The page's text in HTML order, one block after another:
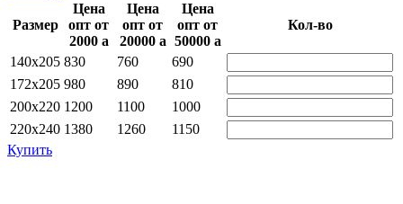
Размер
Цена
опт от
2000 a
Цена
опт от
20000 a
Цена
опт от
50000 a
Кол-во
140х205 830 760
690
172х205 980 890
810
200х220 1200 1100
1000
220х240 1380 1260
1150
Купить